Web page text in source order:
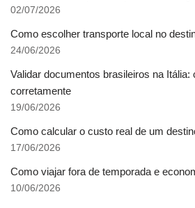
02/07/2026
Como escolher transporte local no
24/06/2026
Validar documentos brasileiros na Itália:
corretamente
19/06/2026
Como calcular o custo real de um
17/06/2026
Como viajar fora de temporada e
10/06/2026